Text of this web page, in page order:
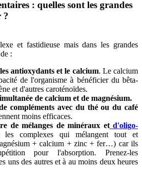
: quelles sont les grandes
?
et fastidieuse mais dans les grandes
:
antioxydants et le calcium. Le calcium
de l'organisme à bénéficier du bêta-
et d'autres caroténoïdes.
de calcium et de magnésium.
compléments avec du thé ou du café
moins efficaces.
de mélanges de minéraux etd'oligo-
les complexes qui mélangent tout et
+ calcium + zinc + fer…) car ils
pour l'absorption. Prenez-les
uns des autres et à au moins deux heures